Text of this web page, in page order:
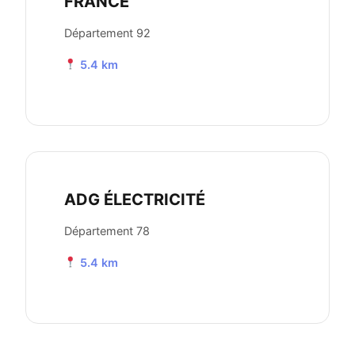
Département 92
5.4 km
ADG ÉLECTRICITÉ
Département 78
5.4 km